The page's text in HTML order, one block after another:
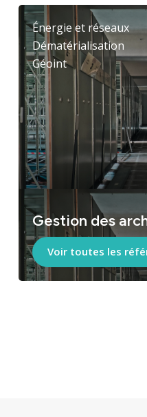
Énergie et réseaux
Dématérialisation
Géoint
Gestion des
Voir toutes les
Innovation